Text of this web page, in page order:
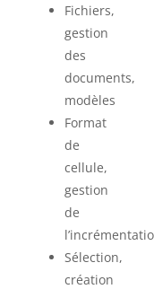
Fichiers,
gestion
des
documents,
modèles
Format
de
cellule,
gestion
de
Sélection,
création